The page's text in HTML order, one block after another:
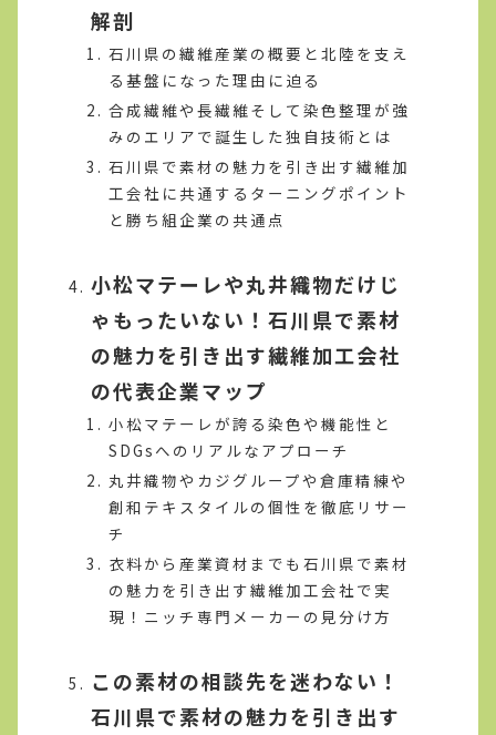
解剖
石川県の繊維産業の概要と北陸を支え
る基盤になった理由に迫る
合成繊維や長繊維そして染色整理が強
みのエリアで誕生した独自技術とは
石川県で素材の魅力を引き出す繊維加
工会社に共通するターニングポイント
と勝ち組企業の共通点
小松マテーレや丸井織物だけじ
ゃもったいない！石川県で素材
の魅力を引き出す繊維加工会社
の代表企業マップ
小松マテーレが誇る染色や機能性と
SDGsへのリアルなアプローチ
丸井織物やカジグループや倉庫精練や
創和テキスタイルの個性を徹底リサー
チ
衣料から産業資材までも石川県で素材
の魅力を引き出す繊維加工会社で実
現！ニッチ専門メーカーの見分け方
この素材の相談先を迷わない！
石川県で素材の魅力を引き出す